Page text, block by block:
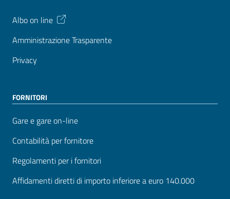
Albo on line
Amministrazione Trasparente
Privacy
FORNITORI
Gare e gare on-line
Contabilità per fornitore
Regolamenti per i fornitori
Affidamenti diretti di importo inferiore a euro 140.000